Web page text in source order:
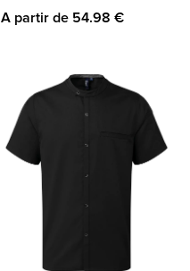
A partir de 54.98 €